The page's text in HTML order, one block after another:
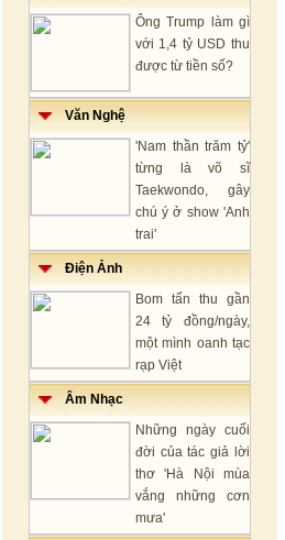
Ông Trump làm gì
với 1,4 tỷ USD thu
được từ tiền số?
Văn Nghệ
'Nam thần trăm tỷ'
từng là võ sĩ
Taekwondo, gây
chú ý ở show 'Anh
trai'
Điện Ảnh
Bom tấn thu gần
24 tỷ đồng/ngày,
một mình oanh tạc
rạp Việt
Âm Nhạc
Những ngày cuối
đời của tác giả lời
thơ 'Hà Nội mùa
vắng những cơn
mưa'